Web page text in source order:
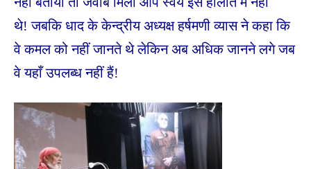
थे! जबकि धाद के केन्द्रीय अध्यक्ष हर्षमणी व्यास ने कहा कि
वे कमल को नहीं जानते थे लेकिन अब अधिक जानने लगे जब
वे यहाँ उपलब्ध नहीं हैं!